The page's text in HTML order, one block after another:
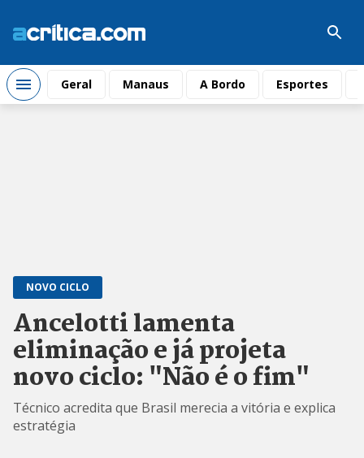
Geral Manaus A Bordo Esportes
NOVO CICLO
Ancelotti lamenta
eliminação e já projeta
novo ciclo: "Não é o fim"
Técnico acredita que Brasil merecia a vitória e explica
estratégia